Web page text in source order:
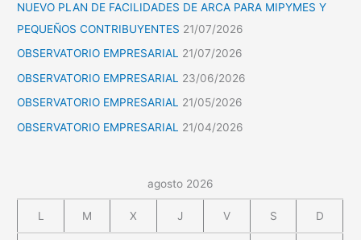
NUEVO PLAN DE FACILIDADES DE ARCA PARA MIPYMES Y
PEQUEÑOS CONTRIBUYENTES 21/07/2026
OBSERVATORIO EMPRESARIAL 21/07/2026
OBSERVATORIO EMPRESARIAL
23/06/2026
OBSERVATORIO EMPRESARIAL 21/05/2026
OBSERVATORIO EMPRESARIAL
21/04/2026
agosto 2026
L M X J V S D